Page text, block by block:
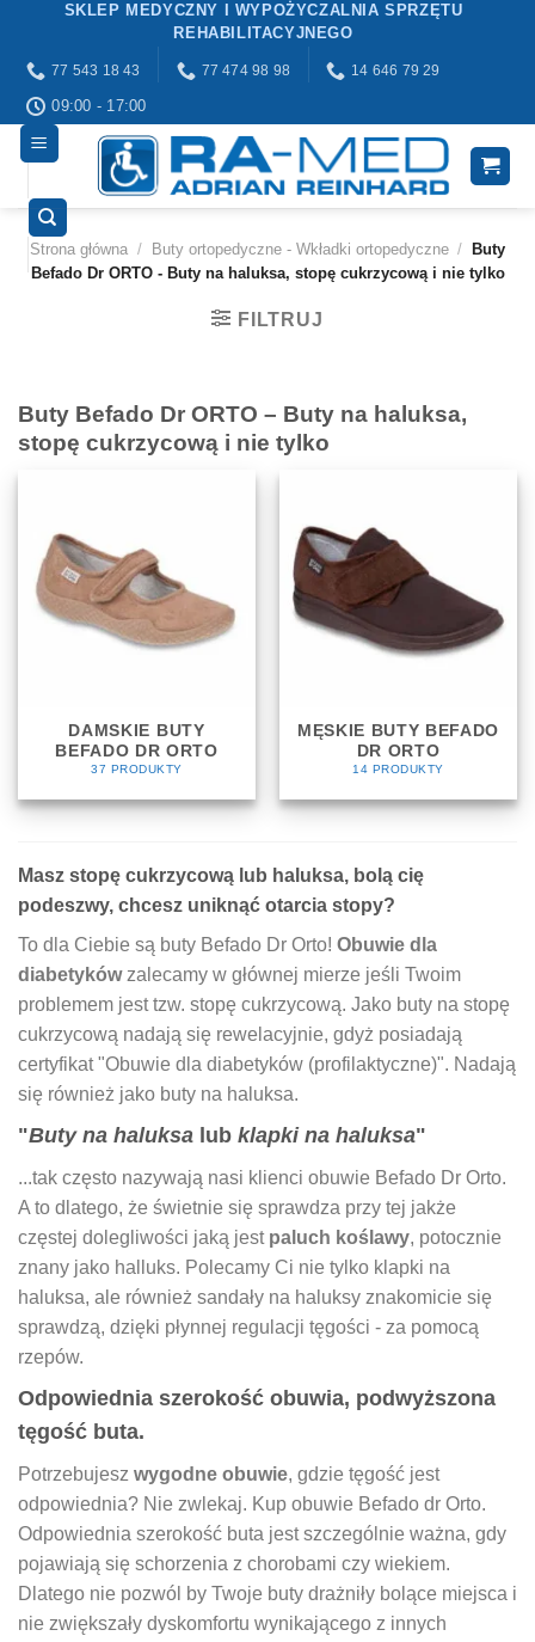
Przewiń
zawartości
SKLEP MEDYCZNY I WYPOŻYCZALNIA SPRZĘTU
REHABILITACYJNEGO
77 543 18 43 77 474 98 98 14 646 79 29
09:00 - 17:00
Strona główna / Buty ortopedyczne - Wkładki ortopedyczne /
Buty
Befado Dr ORTO - Buty na haluksa, stopę cukrzycową i nie tylko
FILTRUJ
Buty Befado Dr ORTO – Buty na haluksa,
stopę cukrzycową i nie tylko
DAMSKIE BUTY
BEFADO DR ORTO
37 PRODUKTY
MĘSKIE BUTY BEFADO
DR ORTO
14 PRODUKTY
Masz stopę cukrzycową lub haluksa, bolą cię
podeszwy, chcesz uniknąć otarcia stopy?
To dla Ciebie są buty Befado Dr Orto! Obuwie dla
diabetykówzalecamy w głównej mierze jeśli Twoim
problemem jest tzw. stopę cukrzycową. Jako buty na stopę
cukrzycową nadają się rewelacyjnie, gdyż posiadają
certyfikat "Obuwie dla diabetyków (profilaktyczne)". Nadają
się również jako buty na haluksa.
"Buty na haluksa lub klapki na haluksa"
...tak często nazywają nasi klienci obuwie Befado Dr Orto.
A to dlatego, że świetnie się sprawdza przy tej jakże
częstej dolegliwości jaką jest paluch koślawy, potocznie
znany jako halluks. Polecamy Ci nie tylko klapki na
haluksa, ale również sandały na haluksy znakomicie się
sprawdzą, dzięki płynnej regulacji tęgości - za pomocą
rzepów.
Odpowiednia szerokość obuwia, podwyższona
tęgość buta.
Potrzebujesz wygodne obuwie, gdzie tęgość jest
odpowiednia? Nie zwlekaj. Kup obuwie Befado dr Orto.
Odpowiednia szerokość buta jest szczególnie ważna, gdy
pojawiają się schorzenia z chorobami czy wiekiem.
Dlatego nie pozwól by Twoje buty drażniły bolące miejsca i
nie zwiększały dyskomfortu wynikającego z innych